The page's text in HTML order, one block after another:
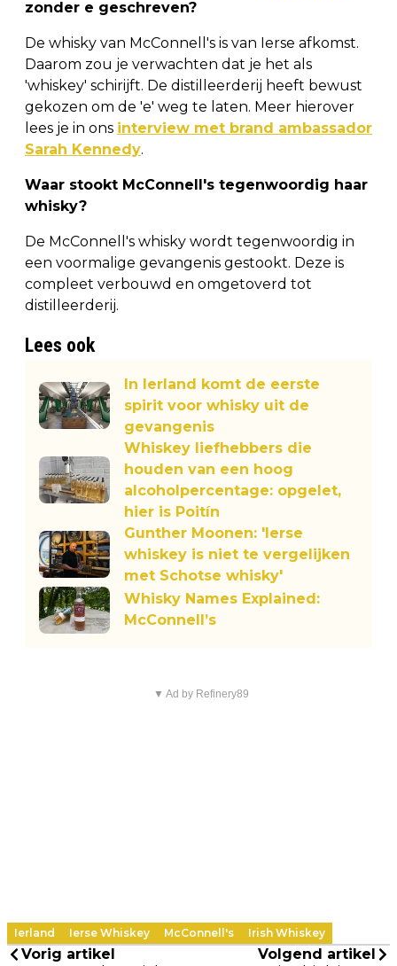
zonder e geschreven?
De whisky van McConnell's is van Ierse afkomst.
Daarom zou je verwachten dat je het als
'whiskey' schirijft. De distilleerderij heeft bewust
gekozen om de 'e' weg te laten. Meer hierover
lees je in ons interview met brand ambassador
Sarah Kennedy.
Waar stookt McConnell's tegenwoordig haar
whisky?
De McConnell's whisky wordt tegenwoordig in
een voormalige gevangenis gestookt. Deze is
compleet verbouwd en omgetoverd tot
distilleerderij.
Lees ook
In Ierland komt de eerste
spirit voor whisky uit de
gevangenis
Whiskey liefhebbers die
houden van een hoog
alcoholpercentage: opgelet,
hier is Poitín
Gunther Moonen: 'Ierse
whiskey is niet te vergelijken
met Schotse whisky'
Whisky Names Explained:
McConnell’s
▼ Ad by Refinery89
Ierland Ierse Whiskey McConnell's Irish Whiskey
Vorig artikel
Volgend artikel